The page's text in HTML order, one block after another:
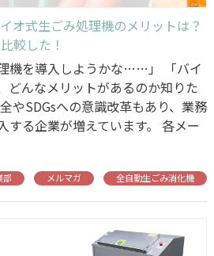
オ式生ごみ処理機のメリットは？
較した！
機を導入しようかな……」 「バイ
どんなメリットがあるのか知りた
やSDGsへの意識改革もあり、業務
する企業が増えています。 各メー
部 メルマガ 全自動生ごみ消化機